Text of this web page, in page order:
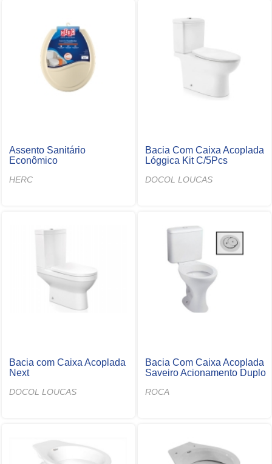
Assento Sanitário
Econômico
HERC
Bacia Com Caixa Acoplada
Lóggica Kit C/5Pcs
DOCOL LOUCAS
Bacia com Caixa Acoplada
Next
DOCOL LOUCAS
Bacia Com Caixa Acoplada
Saveiro Acionamento Duplo
ROCA